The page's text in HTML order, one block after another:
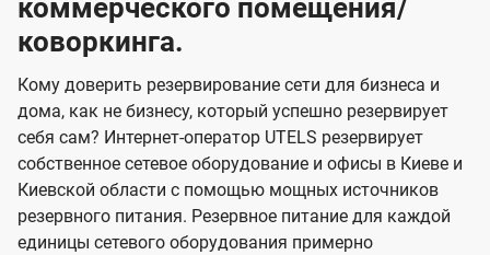
коммерческого помещения/
коворкинга.
Кому доверить резервирование сети для бизнеса и
дома, как не бизнесу, который успешно резервирует
себя сам? Интернет-оператор UTELS резервирует
собственное сетевое оборудование и офисы в Киеве и
Киевской области с помощью мощных источников
резервного питания. Резервное питание для каждой
единицы сетевого оборудования примерно